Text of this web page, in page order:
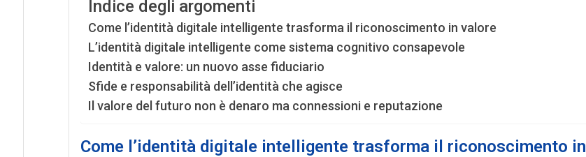
Indice degli argomenti
Come l’identità digitale intelligente trasforma il riconoscimento in valore
L’identità digitale intelligente come sistema cognitivo consapevole
Identità e valore: un nuovo asse fiduciario
Sfide e responsabilità dell’identità che agisce
Il valore del futuro non è denaro ma connessioni e reputazione
Come l’identità digitale intelligente trasforma il riconoscimento in